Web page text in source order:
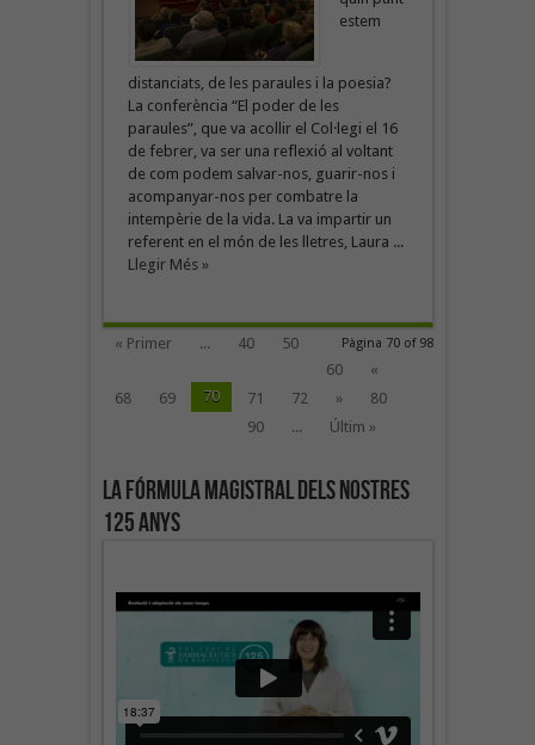
estem
distanciats, de les paraules i la poesia?
La conferència “El poder de les
paraules”, que va acollir el Col·legi el 16
de febrer, va ser una reflexió al voltant
de com podem salvar-nos, guarir-nos i
acompanyar-nos per combatre la
intempèrie de la vida. La va impartir un
referent en el món de les lletres, Laura ...
Llegir Més »
Pàgina 70 of 98
« Primer ... 40
50
60
«
68
69 70 71 72 »
80
90
... Últim »
La fórmula magistral dels nostres
125 anys